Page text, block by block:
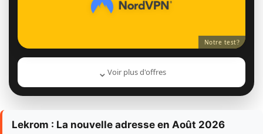
Notre test?
⌄ Voir plus d'offres
Lekrom : La nouvelle adresse en Août 2026